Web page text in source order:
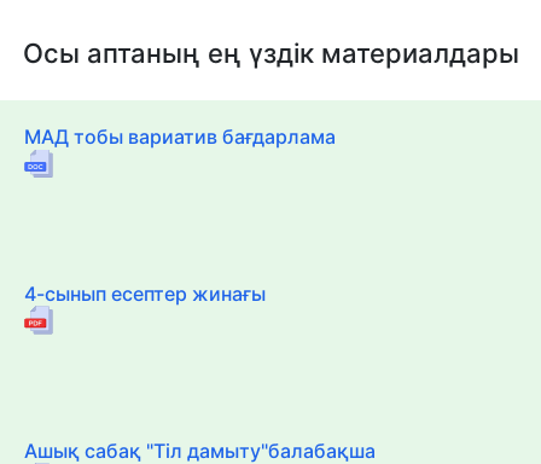
Осы аптаның ең үздік материалдары
МАД тобы вариатив бағдарлама
4-сынып есептер жинағы
Ашық сабақ "Тіл дамыту"балабақша